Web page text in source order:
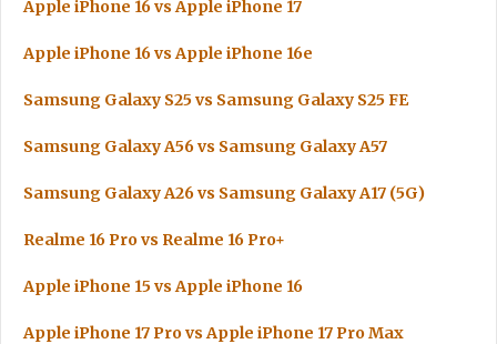
Apple iPhone 16 vs Apple iPhone 17
Apple iPhone 16 vs Apple iPhone 16e
Samsung Galaxy S25 vs Samsung Galaxy S25 FE
Samsung Galaxy A56 vs Samsung Galaxy A57
Samsung Galaxy A26 vs Samsung Galaxy A17 (5G)
Realme 16 Pro vs Realme 16 Pro+
Apple iPhone 15 vs Apple iPhone 16
Apple iPhone 17 Pro vs Apple iPhone 17 Pro Max